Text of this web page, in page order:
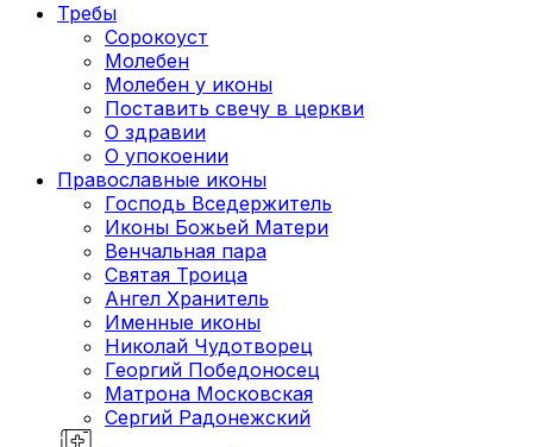
Требы
Сорокоуст
Молебен
Молебен у иконы
Поставить свечу в церкви
О здравии
О упокоении
Православные иконы
Господь Вседержитель
Иконы Божьей Матери
Венчальная пара
Святая Троица
Ангел Хранитель
Именные иконы
Николай Чудотворец
Георгий Победоносец
Матрона Московская
Сергий Радонежский